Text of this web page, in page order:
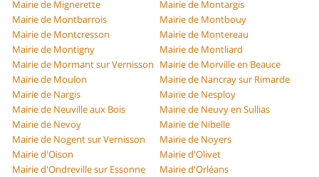
Mairie de Mignerette
Mairie de Montargis
Mairie de Montbarrois
Mairie de Montbouy
Mairie de Montcresson
Mairie de Montereau
Mairie de Montigny
Mairie de Montliard
Mairie de Mormant sur Vernisson Mairie de Morville en Beauce
Mairie de Moulon
Mairie de Nancray sur Rimarde
Mairie de Nargis
Mairie de Nesploy
Mairie de Neuville aux Bois
Mairie de Neuvy en Sullias
Mairie de Nevoy
Mairie de Nibelle
Mairie de Nogent sur Vernisson
Mairie de Noyers
Mairie d'Oison
Mairie d'Olivet
Mairie d'Ondreville sur Essonne
Mairie d'Orléans